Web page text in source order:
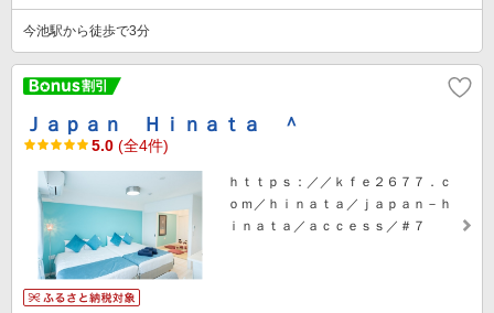
今池駅から徒歩で3分
Ｊａｐａｎ Ｈｉｎａｔａ ＾
5.0 (全4件)
ｈｔｔｐｓ：／／ｋｆｅ２６７７．ｃ
ｏｍ／ｈｉｎａｔａ／ｊａｐａｎ－ｈ
ｉｎａｔａ／ａｃｃｅｓｓ／＃７